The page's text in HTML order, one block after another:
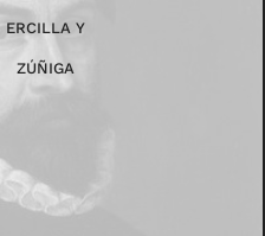
ERCILLA Y
ZÚÑIGA